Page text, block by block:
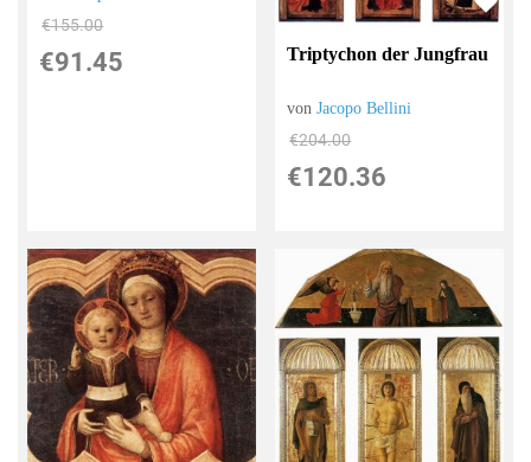
€155.00
€91.45 Triptychon der Jungfrau
vonJacopo Bellini
€204.00
€120.36